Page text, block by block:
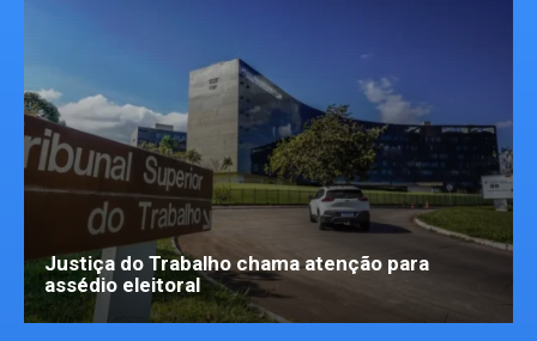
Justiça do Trabalho chama atenção para
assédio eleitoral